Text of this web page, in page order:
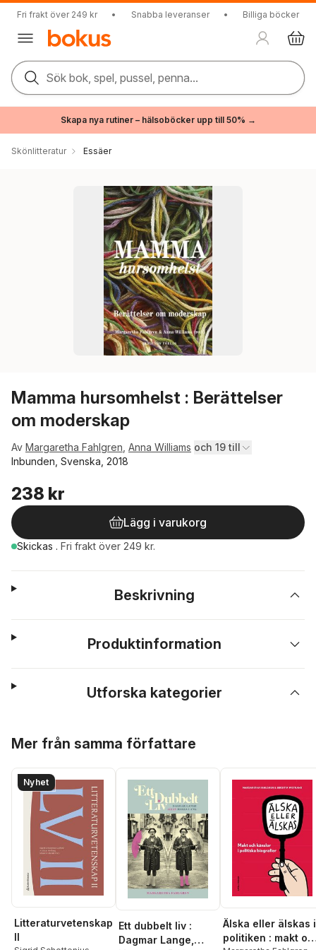
Fri frakt över 249 kr • Snabba leveranser • Billiga böcker
Sök bok, spel, pussel, penna...
Skapa nya rutiner – hälsoböcker upp till 50% →
Skönlitteratur Essäer
Mamma hursomhelst : Berättelser
om moderskap
Av Margaretha Fahlgren Anna Williams och 19 till
Inbunden, Svenska, 2018
238 kr
Lägg i varukorg
Skickas . Fri frakt över 249 kr.
Beskrivning
Produktinformation
Utforska kategorier
Mer från samma författare
Nyhet
Litteraturvetenskap
II
Ett dubbelt liv :
Dagmar Lange,
Älska eller älskas i
politiken : makt